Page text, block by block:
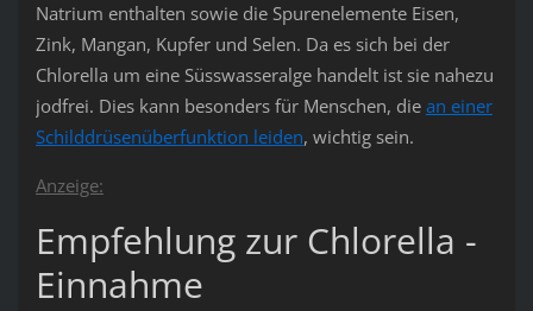
Natrium enthalten sowie die Spurenelemente Eisen,
Zink, Mangan, Kupfer und Selen. Da es sich bei der
Chlorella um eine Süsswasseralge handelt ist sie nahezu
jodfrei. Dies kann besonders für Menschen, die an einer
Schilddrüsenüberfunktion leiden, wichtig sein.
Anzeige:
Empfehlung zur Chlorella -
Einnahme